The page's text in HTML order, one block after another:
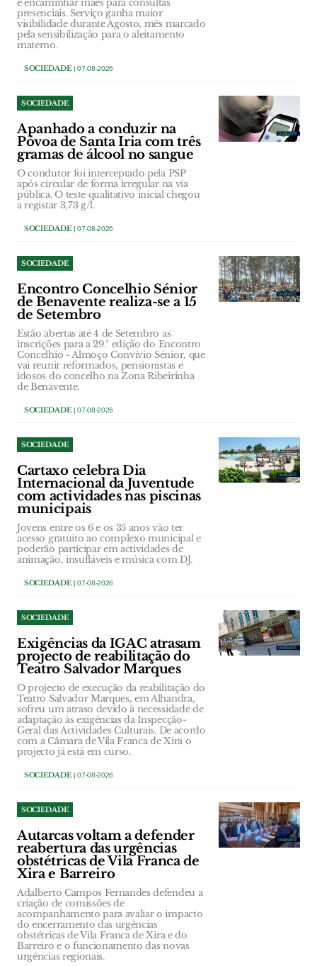
e encaminhar mães para consultas
presenciais. Serviço ganha maior
visibilidade durante Agosto, mês marcado
pela sensibilização para o aleitamento
materno.
SOCIEDADE| 07-08-2026
SOCIEDADE
Apanhado a conduzir na
Póvoa de Santa Iria com três
gramas de álcool no sangue
O condutor foi interceptado pela PSP
após circular de forma irregular na via
pública. O teste qualitativo inicial chegou
a registar 3,73 g/l.
SOCIEDADE| 07-08-2026
SOCIEDADE
Encontro Concelhio Sénior
de Benavente realiza-se a 15
de Setembro
Estão abertas até 4 de Setembro as
inscrições para a 29.ª edição do Encontro
Concelhio - Almoço Convívio Sénior, que
vai reunir reformados, pensionistas e
idosos do concelho na Zona Ribeirinha
de Benavente.
SOCIEDADE| 07-08-2026
SOCIEDADE
Cartaxo celebra Dia
Internacional da Juventude
com actividades nas piscinas
municipais
Jovens entre os 6 e os 35 anos vão ter
acesso gratuito ao complexo municipal e
poderão participar em actividades de
animação, insufláveis e música com DJ.
SOCIEDADE| 07-08-2026
SOCIEDADE
Exigências da IGAC atrasam
projecto de reabilitação do
Teatro Salvador Marques
O projecto de execução da reabilitação do
Teatro Salvador Marques, em Alhandra,
sofreu um atraso devido à necessidade de
adaptação às exigências da Inspecção-
Geral das Actividades Culturais. De acordo
com a Câmara de Vila Franca de Xira o
projecto já está em curso.
SOCIEDADE| 07-08-2026
SOCIEDADE
Autarcas voltam a defender
reabertura das urgências
obstétricas de Vila Franca de
Xira e Barreiro
Adalberto Campos Fernandes defendeu a
criação de comissões de
acompanhamento para avaliar o impacto
do encerramento das urgências
obstétricas de Vila Franca de Xira e do
Barreiro e o funcionamento das novas
urgências regionais.